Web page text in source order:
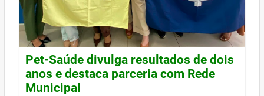
Pet-Saúde divulga resultados de dois
anos e destaca parceria com Rede
Municipal